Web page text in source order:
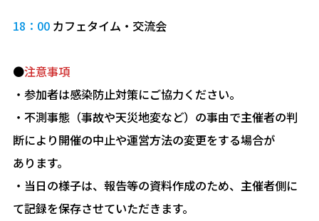
18：00カフェタイム・交流会
●注意事項
・参加者は感染防止対策にご協力ください。
・不測事態（事故や天災地変など）の事由で主催者の判
断により開催の中止や運営方法の変更をする場合が
あります。
・当日の様子は、報告等の資料作成のため、主催者側に
て記録を保存させていただきます。